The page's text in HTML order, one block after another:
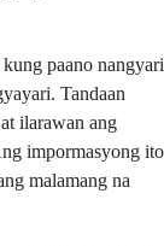
paano nangyari
Tandaan
ilarawan ang
impormasyong ito
malamang na